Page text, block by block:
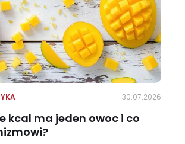
30.07.2026
kcal ma jeden owoc i co